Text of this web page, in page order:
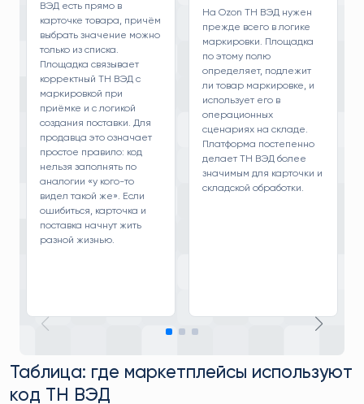
ВЭД есть прямо в
карточке товара, причём
выбрать значение можно
только из списка.
Площадка связывает
корректный ТН ВЭД с
маркировкой при
приёмке и с логикой
создания поставки. Для
продавца это означает
простое правило: код
нельзя заполнять по
аналогии «у кого-то
видел такой же». Если
ошибиться, карточка и
поставка начнут жить
разной жизнью.
На Ozon ТН ВЭД нужен
прежде всего в логике
маркировки. Площадка
по этому полю
определяет, подлежит
ли товар маркировке, и
использует его в
операционных
сценариях на складе.
Платформа постепенно
делает ТН ВЭД более
значимым для карточки и
складской обработки.
Таблица: где маркетплейсы используют
код ТН ВЭД